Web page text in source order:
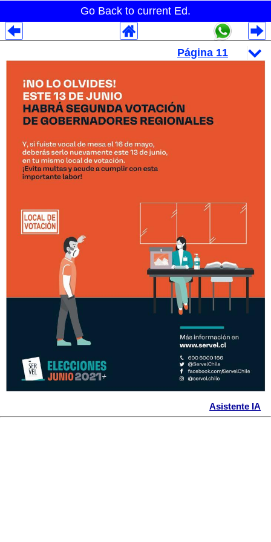
Go Back to current Ed.
Asistente IA
Despliegues Analytics
Despliegues por Rubros